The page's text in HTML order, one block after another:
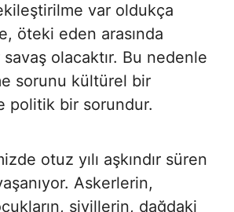
var oldukça
öteki eden arasında
olacaktır. Bu nedenle
sorunu kültürel bir
politik bir sorundur.
otuz yılı aşkındır süren
Askerlerin,
sivillerin, dağdaki